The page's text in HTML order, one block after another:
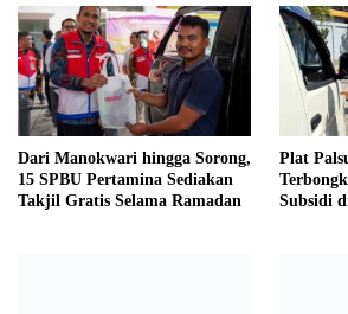
Dari Manokwari hingga Sorong,
15 SPBU Pertamina Sediakan
Takjil Gratis Selama Ramadan
Plat
Subsidi